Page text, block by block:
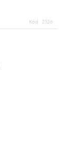
Kód: 2126